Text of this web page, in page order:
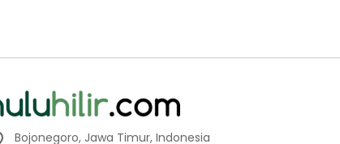
Bojonegoro, Jawa Timur, Indonesia